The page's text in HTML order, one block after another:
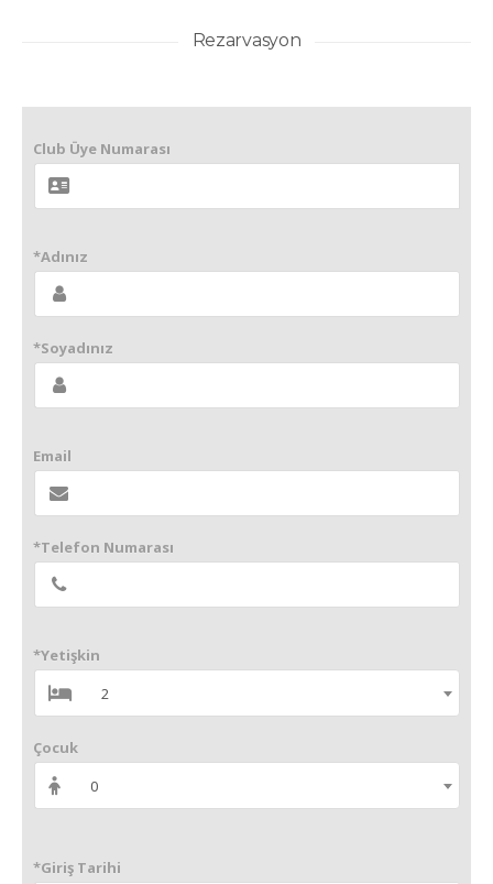
Rezarvasyon
Club Üye Numarası
*Adınız
*Soyadınız
Email
*Telefon Numarası
*Yetişkin
2
Çocuk
0
*Giriş Tarihi